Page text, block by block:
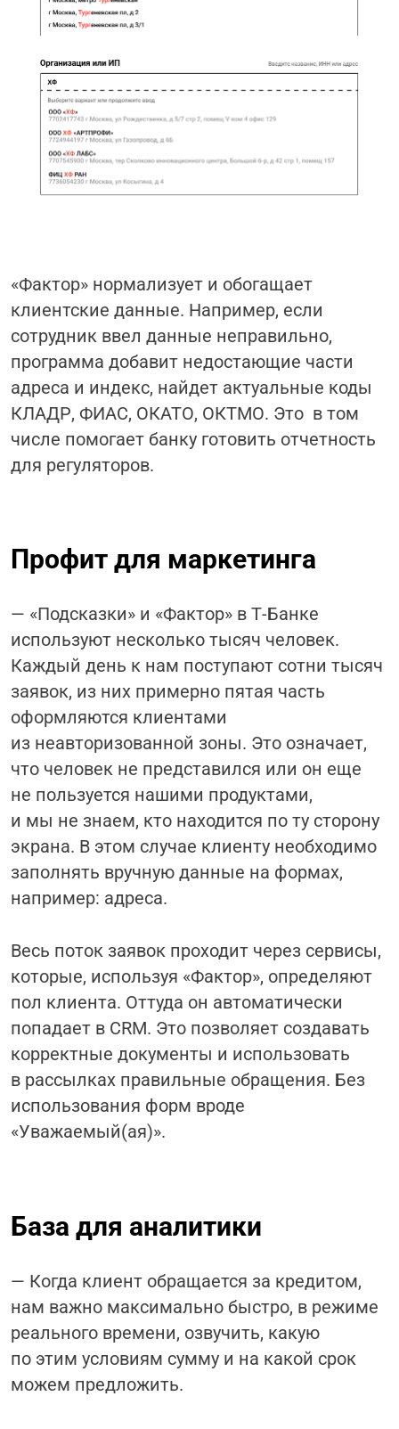
«Фактор» нормализует и обогащает
клиентские данные. Например, если
сотрудник ввел данные неправильно,
программа добавит недостающие части
адреса и индекс, найдет актуальные коды
КЛАДР, ФИАС, ОКАТО, ОКТМО. Это в том
числе помогает банку готовить отчетность
для регуляторов.
Профит для маркетинга
— «Подсказки» и «Фактор» в Т-Банке
используют несколько тысяч человек.
Каждый день к нам поступают сотни тысяч
заявок, из них примерно пятая часть
оформляются клиентами
из неавторизованной зоны. Это означает,
что человек не представился или он еще
не пользуется нашими продуктами,
и мы не знаем, кто находится по ту сторону
экрана. В этом случае клиенту необходимо
заполнять вручную данные на формах,
например: адреса.
Весь поток заявок проходит через сервисы,
которые, используя «Фактор», определяют
пол клиента. Оттуда он автоматически
попадает в CRM. Это позволяет создавать
корректные документы и использовать
в рассылках правильные обращения. Без
использования форм вроде
«Уважаемый(ая)».
База для аналитики
— Когда клиент обращается за кредитом,
нам важно максимально быстро, в режиме
реального времени, озвучить, какую
по этим условиям сумму и на какой срок
можем предложить.